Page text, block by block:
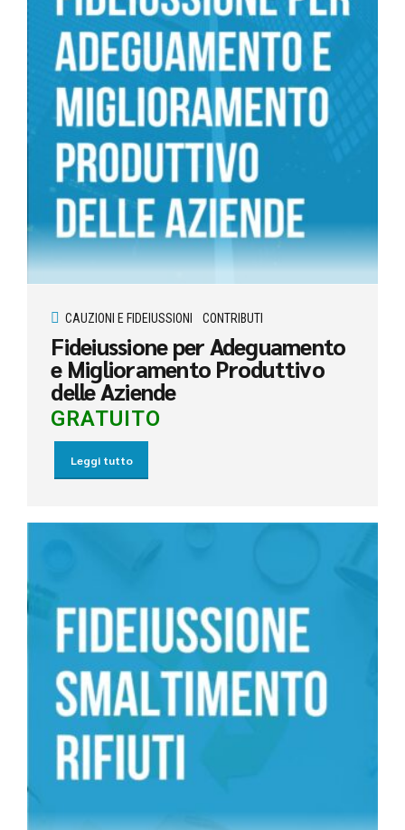
CAUZIONI E FIDEIUSSIONI CONTRIBUTI
Fideiussione per Adeguamento
e Miglioramento Produttivo
delle Aziende
GRATUITO
Leggi tutto